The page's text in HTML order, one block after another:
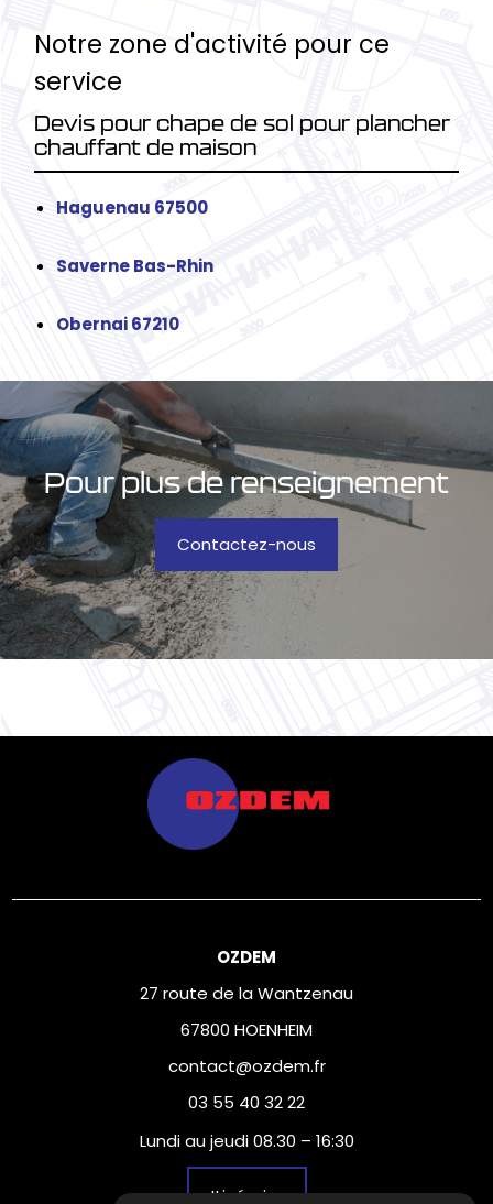
Notre zone d'activité pour ce
service
Devis pour chape de sol pour plancher
chauffant de maison
Haguenau 67500
Saverne Bas-Rhin
Obernai 67210
Pour plus de renseignement
Contactez-nous
OZDEM
27 route de la Wantzenau
67800 HOENHEIM
contact@ozdem.fr
03 55 40 32 22
Lundi au jeudi 08.30 – 16:30
Itinéraire